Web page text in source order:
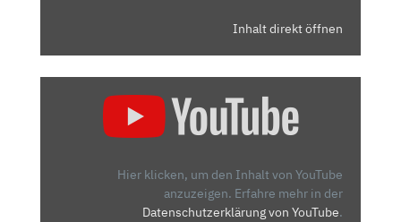
Inhalt direkt öffnen
MITSUBISHIHier klicken, um den Inhalt von YouTube
anzuzeigen. Erfahre mehr in der
Datenschutzerklärung von YouTube.